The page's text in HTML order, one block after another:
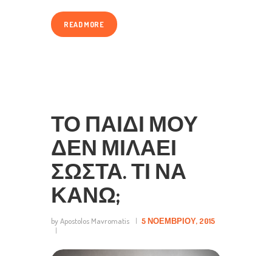
READ MORE
ΤΟ ΠΑΙΔΊ ΜΟΥ
ΔΕΝ ΜΙΛΆΕΙ
ΣΩΣΤΆ. ΤΙ ΝΑ
ΚΆΝΩ;
by Apostolos Mavromatis 5 ΝΟΕΜΒΡΊΟΥ, 2015